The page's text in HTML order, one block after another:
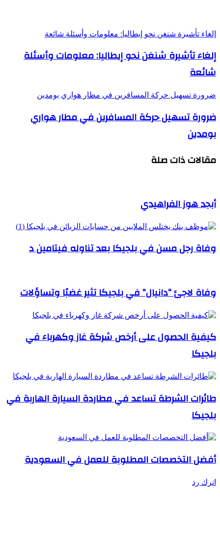
إلغاء تأشيرة شنغن نحو إيطاليا: معلومات وأسئلة شائعة
إلغاء تأشيرة شنغن نحو إيطاليا: معلومات وأسئلة
شائعة
ضرورة تسهيل حركة المسافرين في مطار هواري بومدين
ضرورة تسهيل حركة المسافرين في مطار هواري
بومدين
مقالات ذات صلة
أبجد هوز الفراهيدي
وفاة رجل مسن في بلجيكا بعد تناوله فيتامين د
وفاة لاجئ “دانيال” في بلجيكا تثير غضبًا وتساؤلات
كيفية الحصول على أرخص شركة غاز وكهرباء في
بلجيكا
طائرات الشرطة تساعد في مطاردة السيارة الهاربة في
بلجيكا
أفضل التخصصات المطلوبة للعمل في السعودية
اترك رد